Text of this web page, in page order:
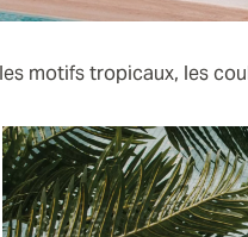
motifs tropicaux, les